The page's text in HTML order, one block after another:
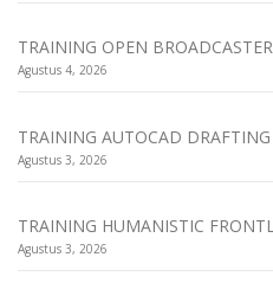
TRAINING OPEN
Agustus 4, 2026
TRAINING AUTOCAD DRAFTING
Agustus 3, 2026
TRAINING HUMANISTIC
Agustus 3, 2026